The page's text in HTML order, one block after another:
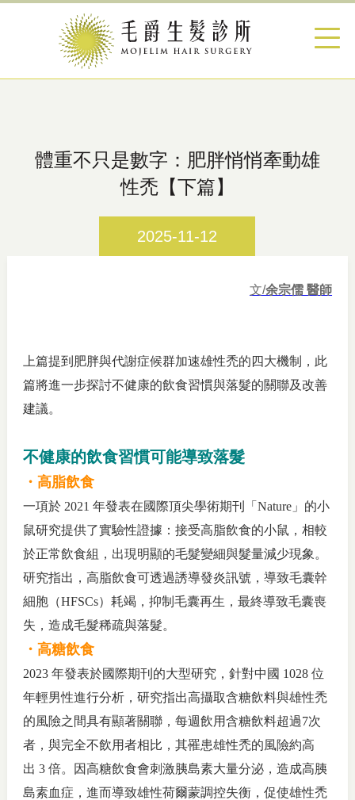
體重不只是數字：肥胖悄悄牽動雄
性禿【下篇】
2025-11-12
文/余宗儒 醫師
上篇提到 肥胖與代謝症候群加速雄性禿的四大機制
，此
篇將進一步探討不健康的飲食習慣與落髮的關聯及改善
建議。
不健康的飲食習慣可能導致落髮
・高脂飲食
一項於 2021 年發表在國際頂尖學術期刊「 Nature」的小
鼠研究提供了實驗性證據：接受高脂飲食的小鼠，相較
於正常飲食組，出現明顯的毛髮變細與髮量減少現象。
研究指出，高脂飲食可透過誘導發炎訊號，導致毛囊幹
細胞（HFSCs）耗竭，抑制毛囊再生，最終導致毛囊喪
失，造成毛髮稀疏與落髮。
・高糖飲食
2023 年發表於國際期刊的大型研究，針對中國 1028 位
年輕男性進行分析，研究指出高攝取含糖飲料與雄性禿
的風險之間具有顯著關聯，每週飲用含糖飲料超過7次
者，與完全不飲用者相比，其罹患雄性禿的風險約高
出 3 倍。因高糖飲食會刺激胰島素大量分泌，造成高胰
島素血症，進而導致雄性荷爾蒙調控失衡，促使雄性禿